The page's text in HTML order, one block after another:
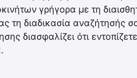
γρήγορα με τη
τη διαδικασία αναζήτησής
διασφαλίζει ότι